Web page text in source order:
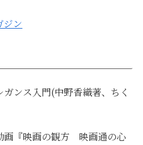
ン
ンス入門(中野香織著、ちく
画『映画の観方 映画通の心